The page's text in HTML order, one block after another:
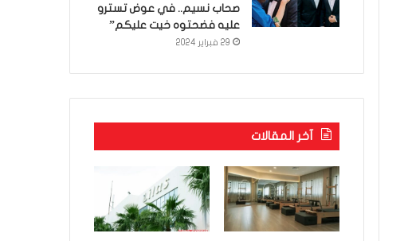
صحاب نسيم.. في عوض تسترو
عليه فضحتوه خيت عليكم”
29 فبراير 2024
آخر المقالات